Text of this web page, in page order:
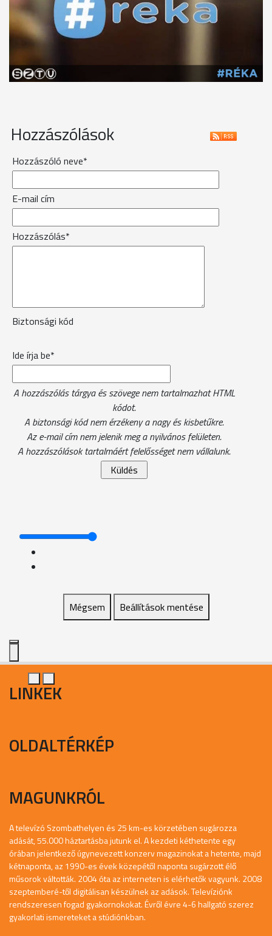
Hozzászólások
Hozzászóló neve*
E-mail cím
Hozzászólás*
Biztonsági kód
Ide írja be*
A hozzászólás tárgya és szövege nem tartalmazhat HTML
kódot.
A biztonsági kód nem érzékeny a nagy és kisbetűkre.
Az e-mail cím nem jelenik meg a nyilvános felületen.
A hozzászólások tartalmáért felelősséget nem vállalunk.
Mégsem Beállítások mentése
LINKEK
OLDALTÉRKÉP
MAGUNKRÓL
A televízó Szombathelyen és 25 km-es körzetében sugározza
adását, 55.000 háztartásba jutunk el. A kezdeti kéthetente egy
órában jelentkező úgynevezett konzerv magazinokat a hetente, majd
kétnaponta, az 1990-es évek közepétől naponta sugárzott élő
műsorok váltották. 2004 óta az interneten is elérhetők vagyunk. 2008
szeptemberé-től digitálisan készülnek az adások. Televíziónk
rendszeresen fogad gyakornokokat. Évről évre 4-6 hallgató szerez
gyakorlati ismereteket a stúdiónkban.